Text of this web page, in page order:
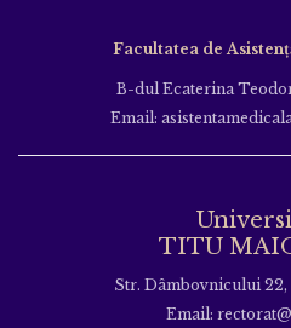
Facultatea de
B-dul Ecaterina
Email:
TITU
Str. Dâmbovnicului 22,
Email: